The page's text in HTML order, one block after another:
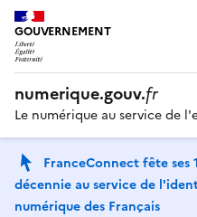
GOUVERNEMENT
numerique.gouv.fr
Le numérique au service de
FranceConnect fête ses
décennie au service de
numérique des Français